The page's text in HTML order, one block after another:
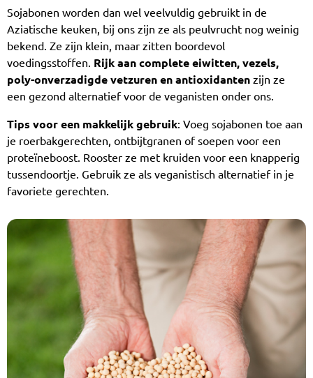
Sojabonen worden dan wel veelvuldig gebruikt in de
Aziatische keuken, bij ons zijn ze als peulvrucht nog weinig
bekend. Ze zijn klein, maar zitten boordevol
voedingsstoffen. Rijk aan complete eiwitten, vezels,
poly-onverzadigde vetzuren en antioxidanten zijn ze
een gezond alternatief voor de veganisten onder ons.
Tips voor een makkelijk gebruik: Voeg sojabonen toe aan
je roerbakgerechten, ontbijtgranen of soepen voor een
proteïneboost. Rooster ze met kruiden voor een knapperig
tussendoortje. Gebruik ze als veganistisch alternatief in je
favoriete gerechten.